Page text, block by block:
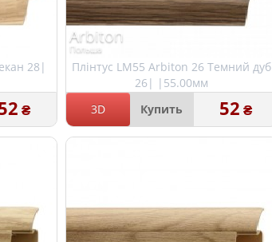
28|
₴
Плінтус LM55 Arbiton 26 Темний дуб
26| |55.00мм
Arbiton
Польша
3D Купить 52 ₴